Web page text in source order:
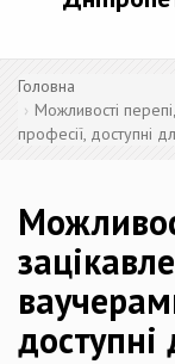
Головна
Можливості
професії, доступні